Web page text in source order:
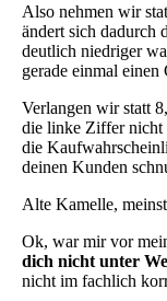
Also nehmen wir
ändert sich dadurch
deutlich niedriger
gerade einmal einen
Verlangen wir statt
die linke Ziffer
die
deinen Kunden
Alte Kamelle,
Ok, war mir vor
dich nicht unter
nicht im fachlich